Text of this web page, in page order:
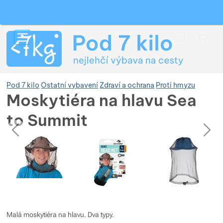
Pod 7 kilo Ostatní vybavení Zdraví a ochrana Proti hmyzu
Moskytiéra na hlavu Sea
to Summit
Fotografie
předchozí
následující
Fotografie
Malá moskytiéra na hlavu. Dva typy.
Zobrazit více
Zobrazit více
Zobrazit více
Zobrazit více
Zobrazit více
Zobrazit více